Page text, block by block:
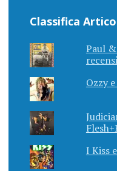
Classifica
Paul
Ozzy
I Kiss